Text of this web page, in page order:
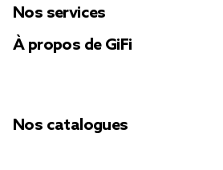
Nos services
À propos de GiFi
Nos catalogues